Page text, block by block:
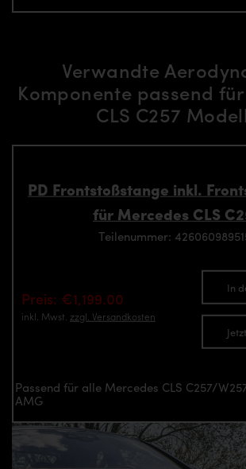
Verwandte
Komponente passend
CLS C257
PD Frontstoßstange inkl.
für Mercedes CLS
Teilenummer:
Preis: €1,199.00
inkl. Mwst. zzgl. Versandkosten
In
Passend für alle Mercedes CLS C257/
AMG